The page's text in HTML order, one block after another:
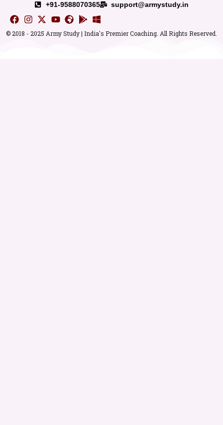
+91-9588070365 support@armystudy.in
© 2018 - 2025 Army Study | India's Premier Coaching. All Rights Reserved.